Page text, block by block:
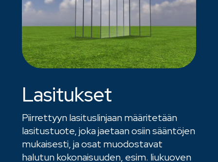
Lasitukset
Piirrettyyn lasituslinjaan määritetään
lasitustuote, joka jaetaan osiin sääntöjen
mukaisesti, ja osat muodostavat
halutun kokonaisuuden, esim. liukuoven